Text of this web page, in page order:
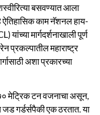
बसवण्यात आला
काम नॅशनल हाय-
मार्गदर्शनाखाली पूर्ण
प्रकल्पातील महाराष्ट्र
अशा प्रकारच्या
मेट्रिक टन वजनाचा असून,
जड गर्डर्सपैकी एक ठरतात. या